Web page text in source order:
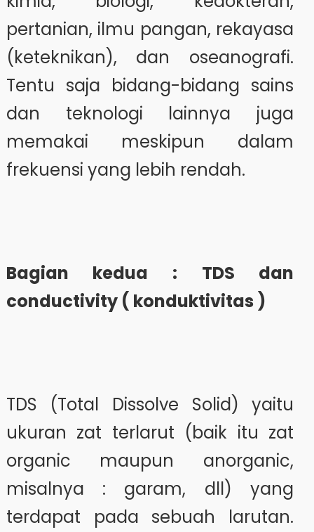
pertanian, ilmu pangan, rekayasa
(keteknikan), dan oseanografi.
Tentu saja bidang-bidang sains
dan teknologi lainnya juga
memakai meskipun dalam
frekuensi yang lebih rendah.
Bagian kedua : TDS dan
conductivity ( konduktivitas )
TDS (Total Dissolve Solid) yaitu
ukuran zat terlarut (baik itu zat
organic maupun anorganic,
misalnya : garam, dll) yang
terdapat pada sebuah larutan.